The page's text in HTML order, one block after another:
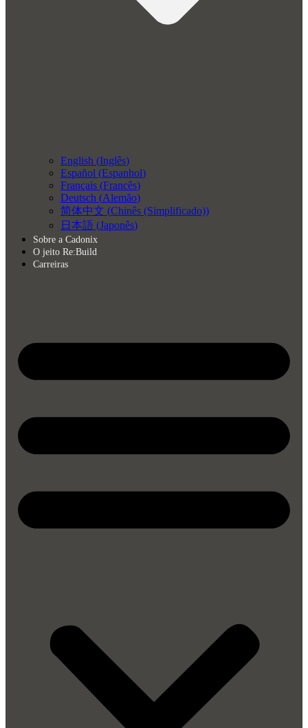
English (Inglês)
Español (Espanhol)
Français (Francês)
Deutsch (Alemão)
简体中文 (Chinês (Simplificado))
日本語 (Japonês)
Sobre a Cadonix
O jeito Re:Build
Carreiras